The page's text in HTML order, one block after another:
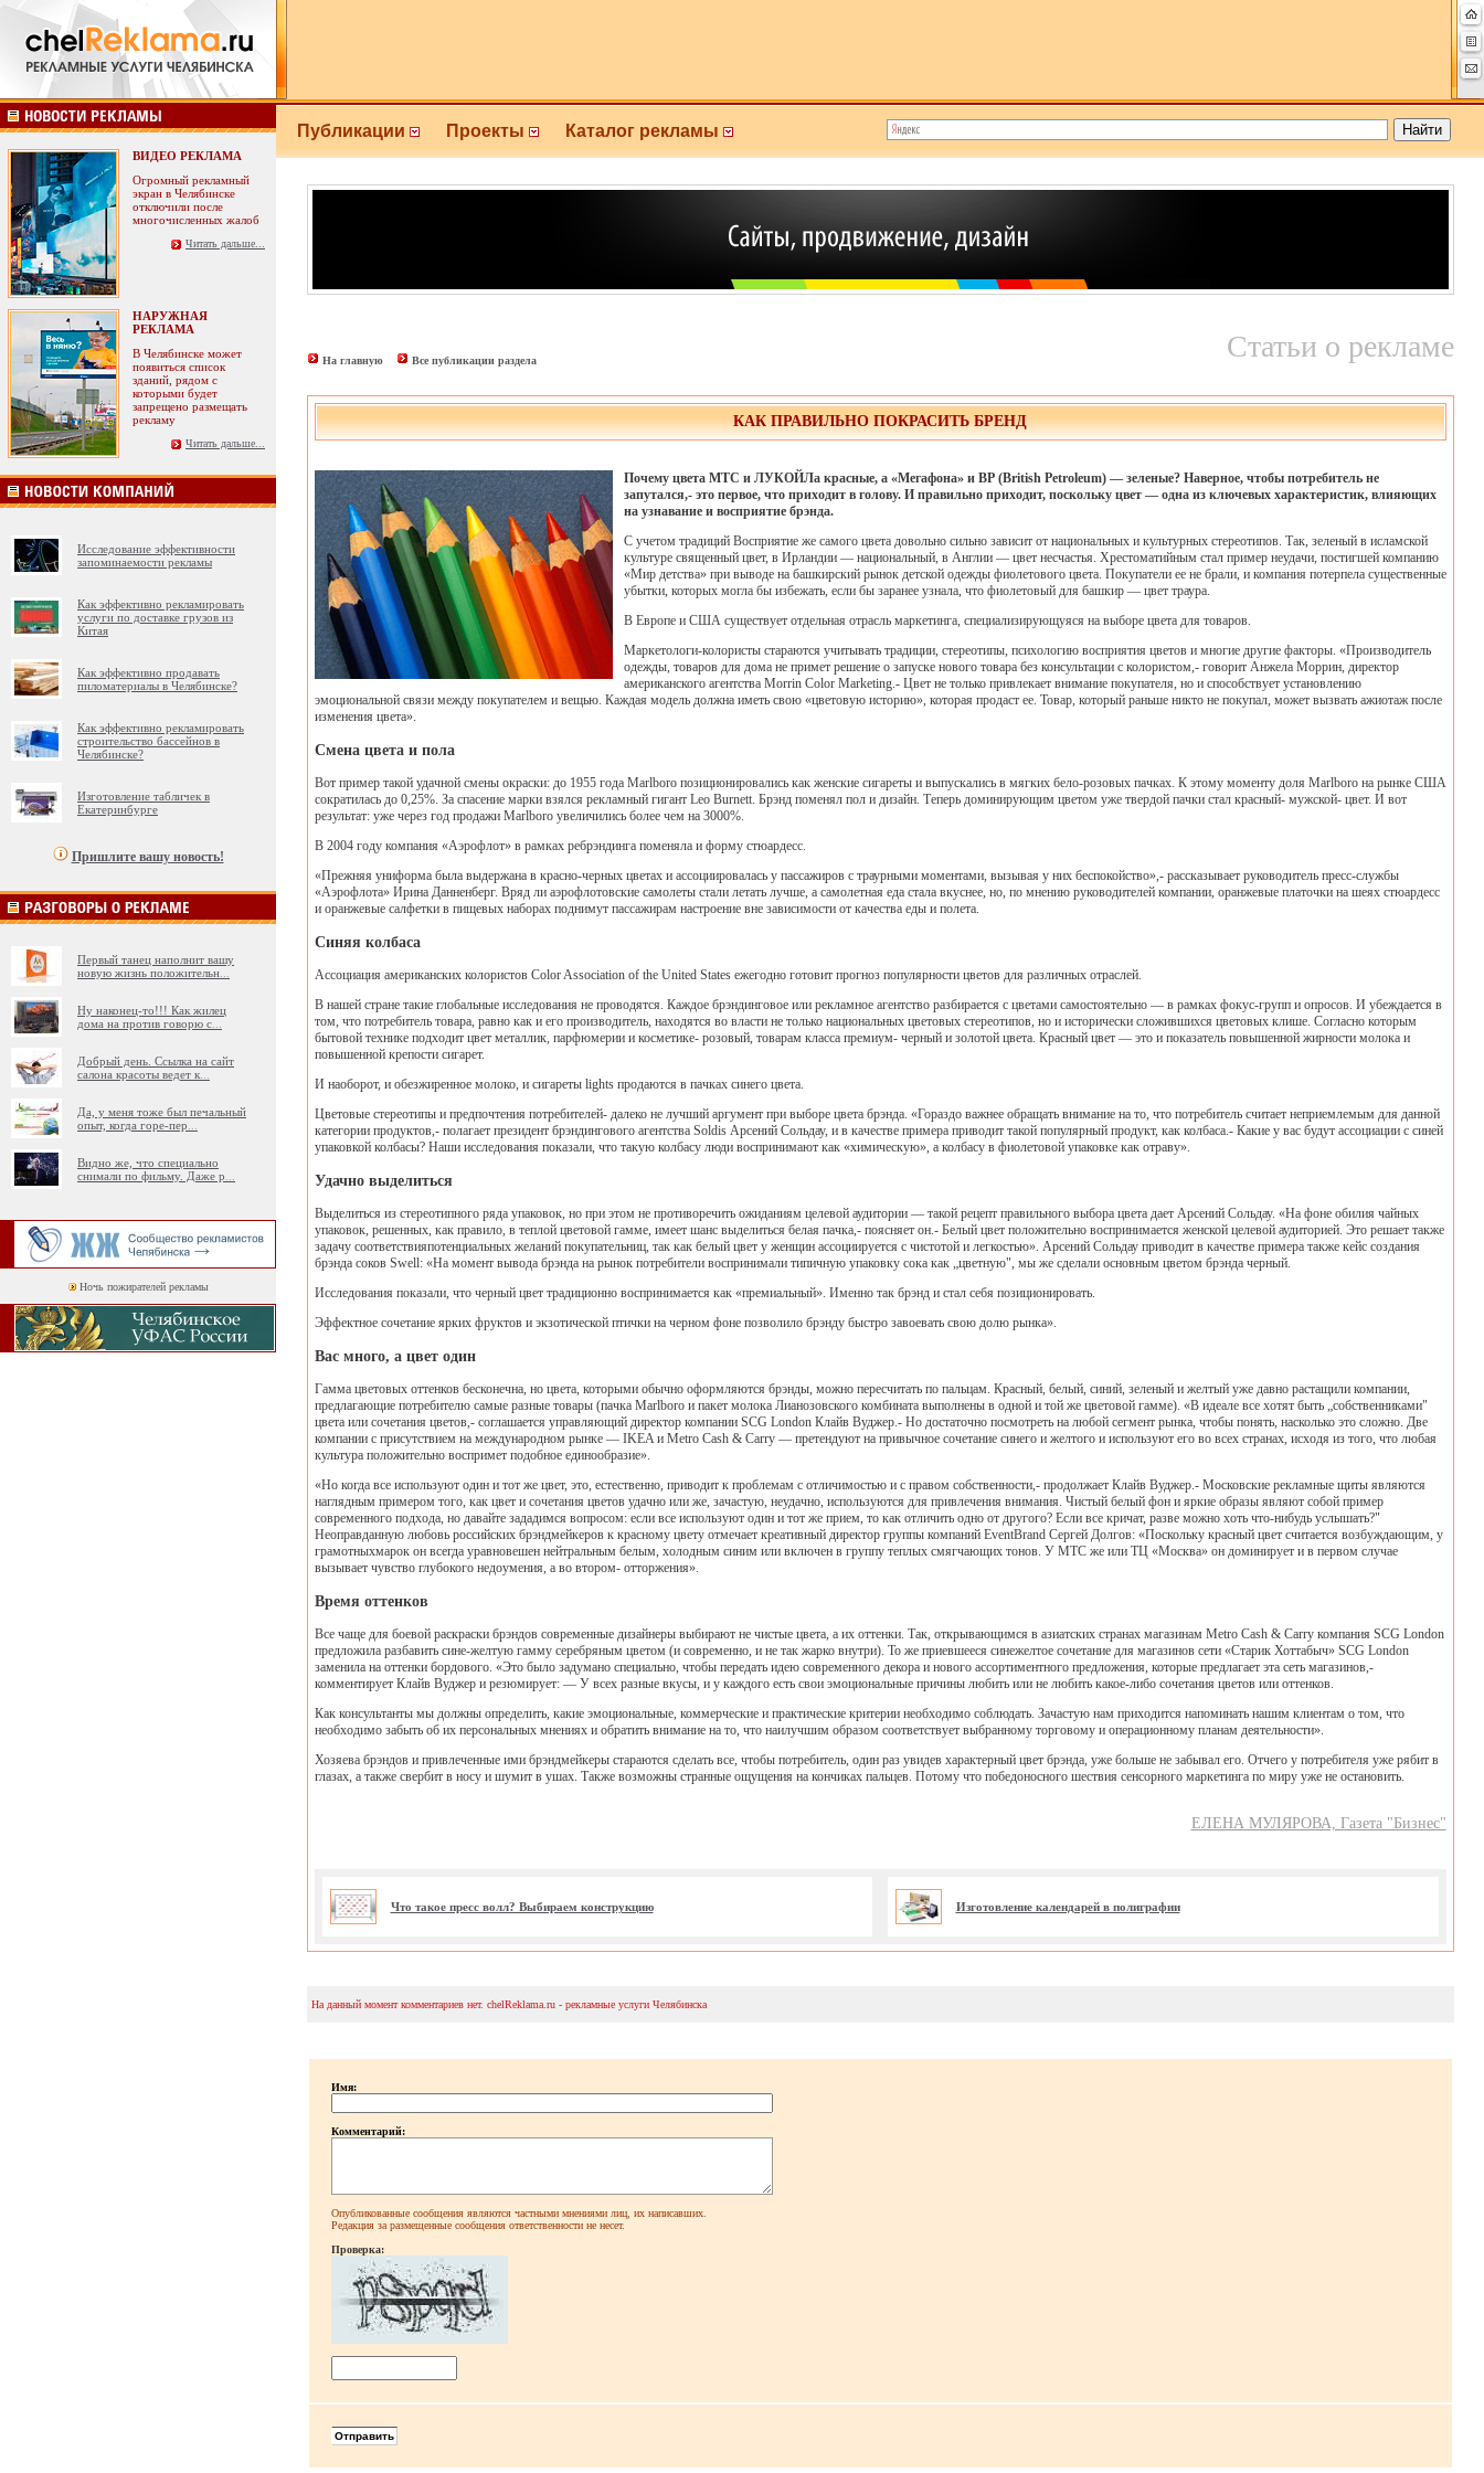
ВИДЕО РЕКЛАМА
Огромный рекламный
экран в Челябинске
отключили после
многочисленных жалоб
Читать дальше...
НАРУЖНАЯ
РЕКЛАМА
В Челябинске может
появиться список
зданий, рядом с
которыми будет
запрещено размещать
рекламу
Читать дальше...
Исследование эффективности
запоминаемости рекламы
Как эффективно рекламировать
услуги по доставке грузов из
Китая
Как эффективно продавать
пиломатериалы в Челябинске?
Как эффективно рекламировать
строительство бассейнов в
Челябинске?
Изготовление табличек в
Екатеринбурге
Пришлите вашу новость!
Первый танец наполнит вашу
новую жизнь положительн
Ну наконец-то!!! Как жилец
дома на против говорю с
Добрый день. Ссылка на сайт
салона красоты ведет к
Да, у меня тоже был печальный
опыт, когда горе-пер
Видно же, что специально
снимали по фильму. Даже р
Ночь пожирателей рекламы
Публикации Проекты Каталог рекламы
На главную Все публикации раздела Статьи о рекламе
КАК ПРАВИЛЬНО ПОКРАСИТЬ БРЕНД
Почему цвета МТС и ЛУКОЙЛа красные, а «Мегафона» и ВР (British Petroleum) — зеленые? Наверное, чтобы потребитель не
запутался,- это первое, что приходит в голову. И правильно приходит, поскольку цвет — одна из ключевых характеристик, влияющих
на узнавание и восприятие брэнда.
С учетом традиций Восприятие же самого цвета довольно сильно зависит от национальных и культурных стереотипов. Так, зеленый в исламской
культуре священный цвет, в Ирландии — национальный, в Англии — цвет несчастья. Хрестоматийным стал пример неудачи, постигшей компанию
«Мир детства» при выводе на башкирский рынок детской одежды фиолетового цвета. Покупатели ее не брали, и компания потерпела существенные
убытки, которых могла бы избежать, если бы заранее узнала, что фиолетовый для башкир — цвет траура.
В Европе и США существует отдельная отрасль маркетинга, специализирующуяся на выборе цвета для товаров.
Маркетологи-колористы стараются учитывать традиции, стереотипы, психологию восприятия цветов и многие другие факторы. «Производитель
одежды, товаров для дома не примет решение о запуске нового товара без консультации с колористом,- говорит Анжела Моррин, директор
американского агентства Morrin Color Marketing.- Цвет не только привлекает внимание покупателя, но и способствует установлению
эмоциональной связи между покупателем и вещью. Каждая модель должна иметь свою «цветовую историю», которая продаст ее. Товар, который раньше никто не покупал, может вызвать ажиотаж после
изменения цвета».
Смена цвета и пола
Вот пример такой удачной смены окраски: до 1955 года Marlboro позиционировались как женские сигареты и выпускались в мягких бело-розовых пачках. К этому моменту доля Marlboro на рынке США
сократилась до 0,25%. За спасение марки взялся рекламный гигант Leo Burnett. Брэнд поменял пол и дизайн. Теперь доминирующим цветом уже твердой пачки стал красный- мужской- цвет. И вот
результат: уже через год продажи Marlboro увеличились более чем на 3000%.
В 2004 году компания «Аэрофлот» в рамках ребрэндинга поменяла и форму стюардесс.
«Прежняя униформа была выдержана в красно-черных цветах и ассоциировалась у пассажиров с траурными моментами, вызывая у них беспокойство»,- рассказывает руководитель пресс-службы
«Аэрофлота» Ирина Данненберг. Вряд ли аэрофлотовские самолеты стали летать лучше, а самолетная еда стала вкуснее, но, по мнению руководителей компании, оранжевые платочки на шеях стюардесс
и оранжевые салфетки в пищевых наборах поднимут пассажирам настроение вне зависимости от качества еды и полета.
Синяя колбаса
Ассоциация американских колористов Color Association of the United States ежегодно готовит прогноз популярности цветов для различных отраслей.
В нашей стране такие глобальные исследования не проводятся. Каждое брэндинговое или рекламное агентство разбирается с цветами самостоятельно — в рамках фокус-групп и опросов. И убеждается в
том, что потребитель товара, равно как и его производитель, находятся во власти не только национальных цветовых стереотипов, но и исторически сложившихся цветовых клише. Согласно которым
бытовой технике подходит цвет металлик, парфюмерии и косметике- розовый, товарам класса премиум- черный и золотой цвета. Красный цвет — это и показатель повышенной жирности молока и
повышенной крепости сигарет.
И наоборот, и обезжиренное молоко, и сигареты lights продаются в пачках синего цвета.
Цветовые стереотипы и предпочтения потребителей- далеко не лучший аргумент при выборе цвета брэнда. «Гораздо важнее обращать внимание на то, что потребитель считает неприемлемым для данной
категории продуктов,- полагает президент брэндингового агентства Soldis Арсений Сольдау, и в качестве примера приводит такой популярный продукт, как колбаса.- Какие у вас будут ассоциации с синей
упаковкой колбасы? Наши исследования показали, что такую колбасу люди воспринимают как «химическую», а колбасу в фиолетовой упаковке как отраву».
Удачно выделиться
Выделиться из стереотипного ряда упаковок, но при этом не противоречить ожиданиям целевой аудитории — такой рецепт правильного выбора цвета дает Арсений Сольдау. «На фоне обилия чайных
упаковок, решенных, как правило, в теплой цветовой гамме, имеет шанс выделиться белая пачка,- поясняет он.- Белый цвет положительно воспринимается женской целевой аудиторией. Это решает также
задачу соответствияпотенциальных желаний покупательниц, так как белый цвет у женщин ассоциируется с чистотой и легкостью». Арсений Сольдау приводит в качестве примера также кейс создания
брэнда соков Swell: «На момент вывода брэнда на рынок потребители воспринимали типичную упаковку сока как „цветную", мы же сделали основным цветом брэнда черный.
Исследования показали, что черный цвет традиционно воспринимается как «премиальный». Именно так брэнд и стал себя позиционировать.
Эффектное сочетание ярких фруктов и экзотической птички на черном фоне позволило брэнду быстро завоевать свою долю рынка».
Вас много, а цвет один
Гамма цветовых оттенков бесконечна, но цвета, которыми обычно оформляются брэнды, можно пересчитать по пальцам. Красный, белый, синий, зеленый и желтый уже давно растащили компании,
предлагающие потребителю самые разные товары (пачка Marlboro и пакет молока Лианозовского комбината выполнены в одной и той же цветовой гамме). «В идеале все хотят быть „собственниками"
цвета или сочетания цветов,- соглашается управляющий директор компании SCG London Клайв Вуджер.- Но достаточно посмотреть на любой сегмент рынка, чтобы понять, насколько это сложно. Две
компании с присутствием на международном рынке — IKEA и Metro Cash & Carry — претендуют на привычное сочетание синего и желтого и используют его во всех странах, исходя из того, что любая
культура положительно воспримет подобное единообразие».
«Но когда все используют один и тот же цвет, это, естественно, приводит к проблемам с отличимостью и с правом собственности,- продолжает Клайв Вуджер.- Московские рекламные щиты являются
наглядным примером того, как цвет и сочетания цветов удачно или же, зачастую, неудачно, используются для привлечения внимания. Чистый белый фон и яркие образы являют собой пример
современного подхода, но давайте зададимся вопросом: если все используют один и тот же прием, то как отличить одно от другого? Если все кричат, разве можно хоть что-нибудь услышать?"
Неоправданную любовь российских брэндмейкеров к красному цвету отмечает креативный директор группы компаний EventBrand Сергей Долгов: «Поскольку красный цвет считается возбуждающим, у
грамотныхмарок он всегда уравновешен нейтральным белым, холодным синим или включен в группу теплых смягчающих тонов. У МТС же или ТЦ «Москва» он доминирует и в первом случае
вызывает чувство глубокого недоумения, а во втором- отторжения».
Время оттенков
Все чаще для боевой раскраски брэндов современные дизайнеры выбирают не чистые цвета, а их оттенки. Так, открывающимся в азиатских странах магазинам Metro Cash & Carry компания SCG London
предложила разбавить сине-желтую гамму серебряным цветом (и современно, и не так жарко внутри). То же приевшееся синежелтое сочетание для магазинов сети «Старик Хоттабыч» SCG London
заменила на оттенки бордового. «Это было задумано специально, чтобы передать идею современного декора и нового ассортиментного предложения, которые предлагает эта сеть магазинов,-
комментирует Клайв Вуджер и резюмирует: — У всех разные вкусы, и у каждого есть свои эмоциональные причины любить или не любить какое-либо сочетания цветов или оттенков.
Как консультанты мы должны определить, какие эмоциональные, коммерческие и практические критерии необходимо соблюдать. Зачастую нам приходится напоминать нашим клиентам о том, что
необходимо забыть об их персональных мнениях и обратить внимание на то, что наилучшим образом соответствует выбранному торговому и операционному планам деятельности».
Хозяева брэндов и привлеченные ими брэндмейкеры стараются сделать все, чтобы потребитель, один раз увидев характерный цвет брэнда, уже больше не забывал его. Отчего у потребителя уже рябит в
глазах, а также свербит в носу и шумит в ушах. Также возможны странные ощущения на кончиках пальцев. Потому что победоносного шествия сенсорного маркетинга по миру уже не остановить.
ЕЛЕНА МУЛЯРОВА, Газета "Бизнес"
Что такое пресс волл? Выбираем конструкцию Изготовление календарей в полиграфии
На данный момент комментариев нет. chelReklama.ru - рекламные услуги Челябинска
Имя:
Комментарий:
Опубликованные сообщения являются частными мнениями лиц, их написавших.
Редакция за размещенные сообщения ответственности не несет.
Проверка: